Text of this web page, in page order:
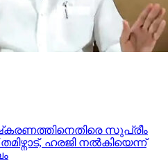
സുപ്രീം
ഹരജി നൽകിയെന്ന്